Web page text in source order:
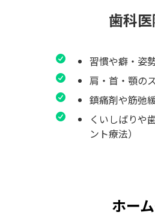
歯科医
習慣や癖・姿
肩・首・顎の
鎮痛剤や筋弛
くいしばりや
ント療法）
ホーム